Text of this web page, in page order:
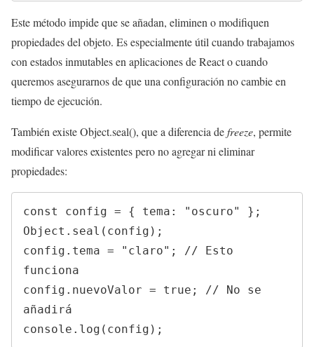
Este método impide que se añadan, eliminen o modifiquen
propiedades del objeto. Es especialmente útil cuando trabajamos
con estados inmutables en aplicaciones de React o cuando
queremos asegurarnos de que una configuración no cambie en
tiempo de ejecución.
También existe Object.seal(), que a diferencia defreeze, permite
modificar valores existentes pero no agregar ni eliminar
propiedades:
const config = { tema: "oscuro" };
Object.seal(config);
config.tema = "claro"; // Esto
funciona
config.nuevoValor = true; // No se
añadirá
console.log(config);